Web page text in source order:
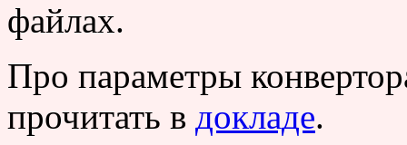
файлах.
Про параметры
прочитать в докладе.